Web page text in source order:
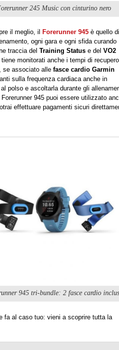
245 Music con cinturino nero
il meglio, il Forerunner 945 è quello di
ogni gara e ogni sfida curando
traccia del Training Status e del VO2
monitorati anche i tempi di
se associato alle fasce cardio Garmin
sulla frequenza cardiaca anche in
polso e ascoltarla durante gli
945 puoi essere utilizzato
effettuare pagamenti sicuri
945 tri-bundle: 2 fasce cardio
fa al caso tuo: vieni a scoprire tutta la